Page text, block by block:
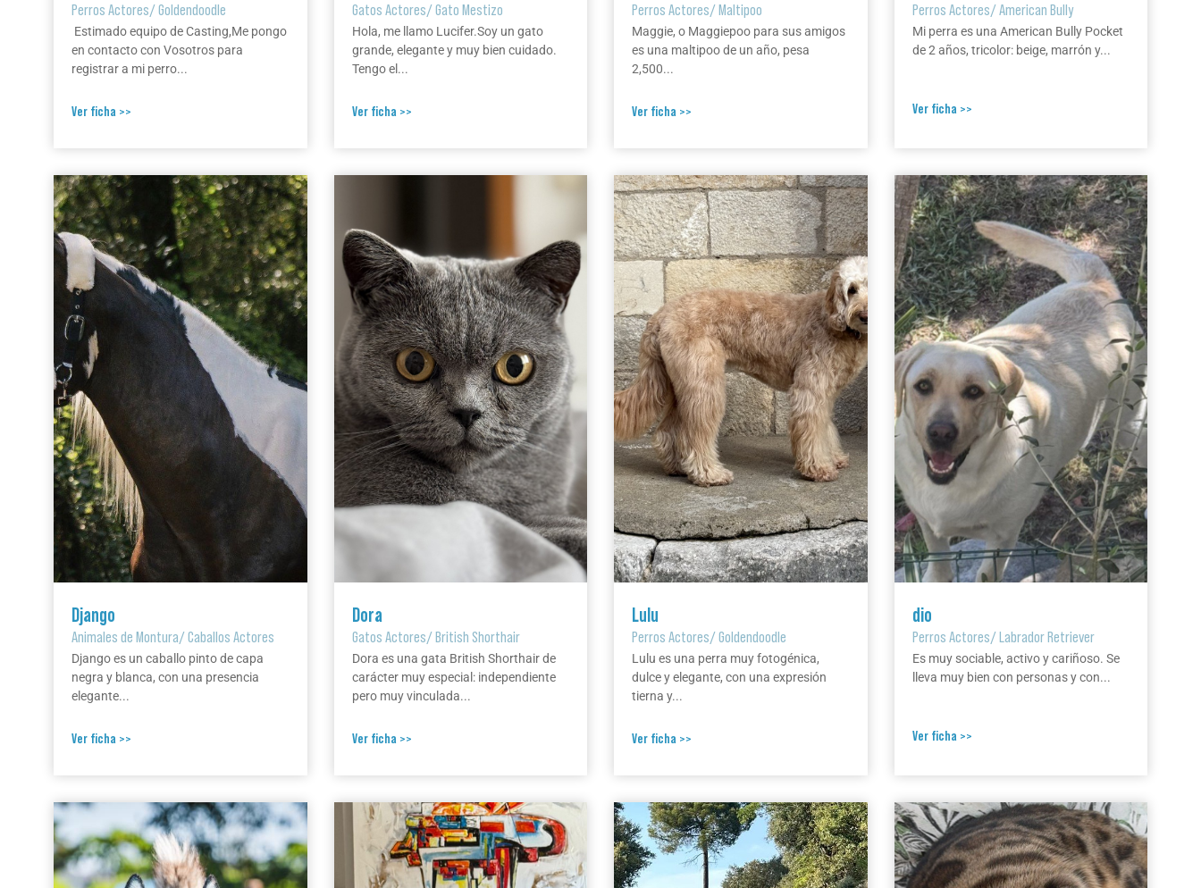
Perros Actores/Goldendoodle
Estimado equipo de Casting,Me pongo
en contacto con Vosotros para
registrar a mi perro...
Ver ficha >>
Gatos Actores/Gato Mestizo
Hola, me llamo Lucifer.Soy un gato
grande, elegante y muy bien cuidado.
Tengo el...
Ver ficha >>
Perros Actores/Maltipoo
Maggie, o Maggiepoo para sus amigos
es una maltipoo de un año, pesa
2,500...
Ver ficha >>
Perros Actores/American Bully
Mi perra es una American Bully Pocket
de 2 años, tricolor: beige, marrón y...
Ver ficha >>
Django
Animales de Montura/Caballos Actores
Django es un caballo pinto de capa
negra y blanca, con una presencia
elegante...
Ver ficha >>
Dora
Gatos Actores/British Shorthair
Dora es una gata British Shorthair de
carácter muy especial: independiente
pero muy vinculada...
Ver ficha >>
Lulu
Perros Actores/Goldendoodle
Lulu es una perra muy fotogénica,
dulce y elegante, con una expresión
tierna y...
Ver ficha >>
dio
Perros Actores/Labrador Retriever
Es muy sociable, activo y cariñoso. Se
lleva muy bien con personas y con...
Ver ficha >>